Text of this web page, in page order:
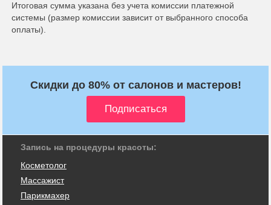
Итоговая сумма указана без учета комиссии платежной
системы (размер комиссии зависит от выбранного способа
оплаты).
Скидки до 80% от салонов и мастеров!
Запись на процедуры красоты:
Косметолог
Массажист
Парикмахер